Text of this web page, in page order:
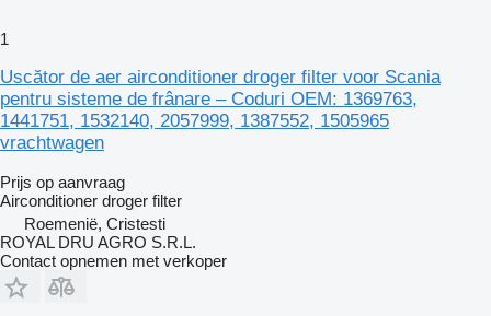
1
Uscător de aer airconditioner droger filter voor Scania
pentru sisteme de frânare – Coduri OEM: 1369763,
1441751, 1532140, 2057999, 1387552, 1505965
vrachtwagen
Prijs op aanvraag
Airconditioner droger filter
Roemenië, Cristesti
ROYAL DRU AGRO S.R.L.
Contact opnemen met verkoper